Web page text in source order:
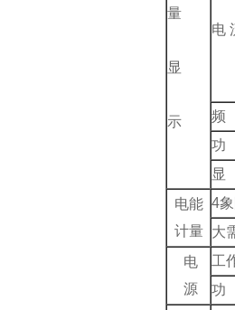
量
显
示
电
频
功
显
电能
计量
4
大
电
源
工
功